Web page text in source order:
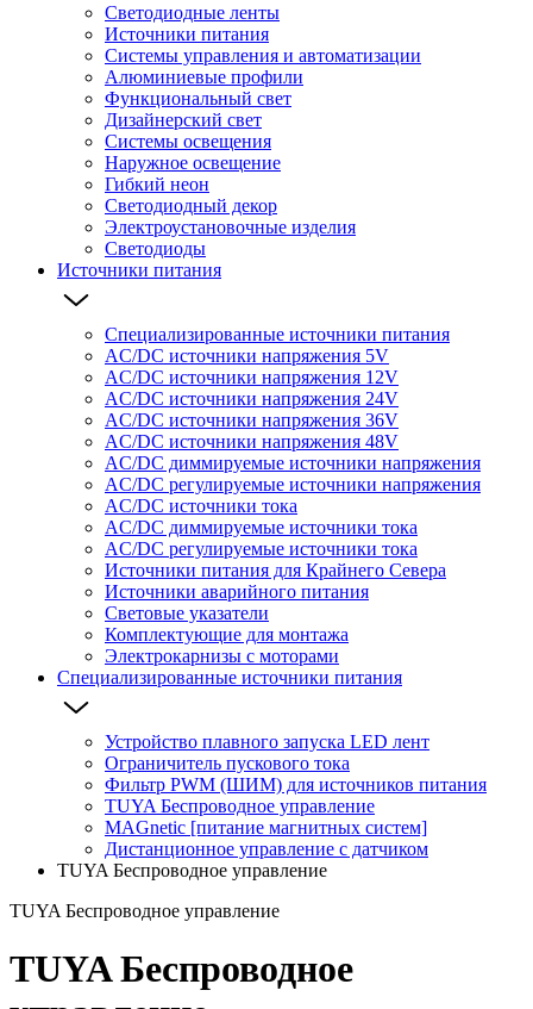
Светодиодные ленты
Источники питания
Системы управления и автоматизации
Алюминиевые профили
Функциональный свет
Дизайнерский свет
Системы освещения
Наружное освещение
Гибкий неон
Светодиодный декор
Электроустановочные изделия
Светодиоды
Источники питания
Специализированные источники питания
AC/DC источники напряжения 5V
AC/DC источники напряжения 12V
AC/DC источники напряжения 24V
AC/DC источники напряжения 36V
AC/DC источники напряжения 48V
AC/DC диммируемые источники напряжения
AC/DC регулируемые источники напряжения
AC/DC источники тока
AC/DC диммируемые источники тока
AC/DC регулируемые источники тока
Источники питания для Крайнего Севера
Источники аварийного питания
Световые указатели
Комплектующие для монтажа
Электрокарнизы с моторами
Специализированные источники питания
Устройство плавного запуска LED лент
Ограничитель пускового тока
Фильтр PWM (ШИМ) для источников питания
TUYA Беспроводное управление
MAGnetic [питание магнитных систем]
Дистанционное управление с датчиком
TUYA Беспроводное управление
TUYA Беспроводное управление
TUYA Беспроводное